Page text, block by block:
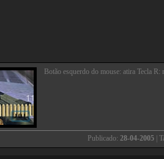
Botão esquerdo do mouse: atira Tecla R:
Publicado: 28-04-2005|